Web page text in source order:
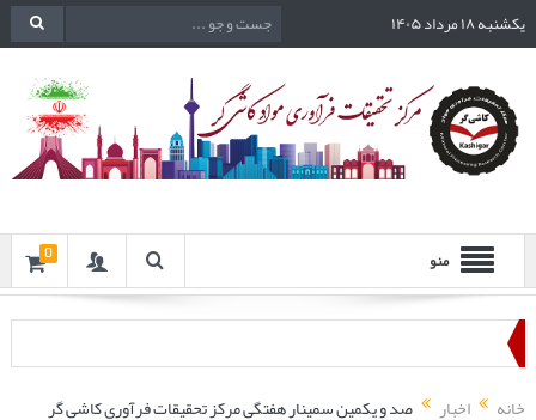
یکشنبه ۱۸ مرداد ۱۴۰۵
منو 0
خانه اخبار صد و یکمین سمینار هفتگی مرکز تحقیقات فرآوری کاشی گر